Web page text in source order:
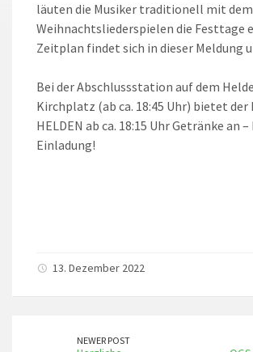
läuten die Musiker traditionell mit dem
Weihnachtsliederspielen die Festtage
Zeitplan findet sich in dieser Meldung
Bei der Abschlussstation auf dem
Kirchplatz (ab ca. 18:45 Uhr) bietet der
HELDEN ab ca. 18:15 Uhr Getränke an
Einladung!
13. Dezember 2022
NEWER POST